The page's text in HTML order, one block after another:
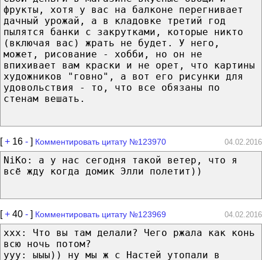
фрукты, хотя у вас на балконе перегнивает
дачный урожай, а в кладовке третий год
пылятся банки с закрутками, которые никто
(включая вас) жрать не будет. У него,
может, рисование - хобби, но он не
впихивает вам краски и не орет, что картины
художников "говно", а вот его рисунки для
удовольствия - то, что все обязаны по
стенам вешать.
[+ 16 - ] Комментировать цитату №123970 04.02.2016
NiKo: а у нас сегодня такой ветер, что я
всё жду когда домик Элли полетит))
[+ 40 - ] Комментировать цитату №123969 04.02.2016
ххх: Что вы там делали? Чего ржала как конь
всю ночь потом?
yyy: ыыы)) ну мы ж с Настей утопали в